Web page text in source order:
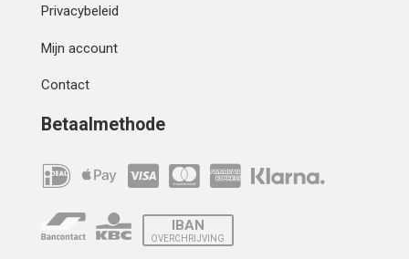
Privacybeleid
Mijn account
Contact
Betaalmethode
IBAN
OVERCHRIJVING